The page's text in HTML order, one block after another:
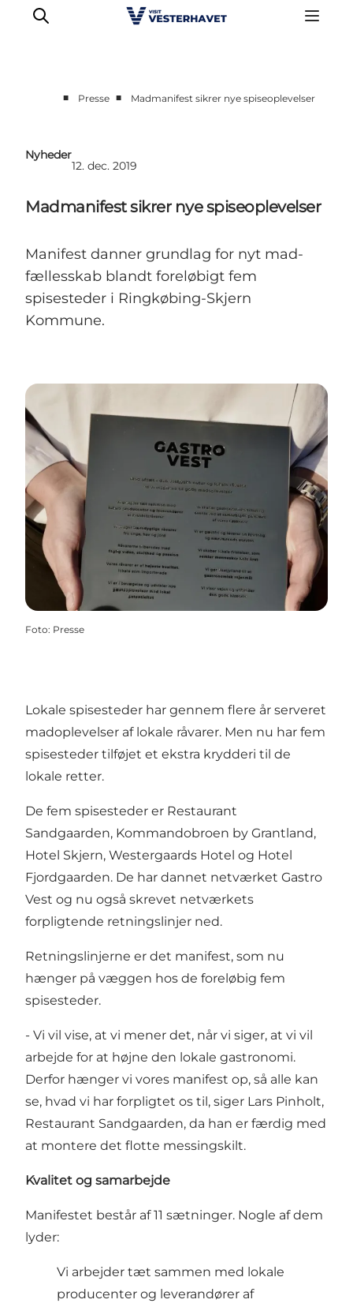
Events
Medlemskab
Om os
■ Presse ■ Madmanifest sikrer nye spiseoplevelser
Nyheder
12. dec. 2019
Madmanifest sikrer nye spiseoplevelser
Manifest danner grundlag for nyt mad-
fællesskab blandt foreløbigt fem
spisesteder i Ringkøbing-Skjern
Kommune.
Foto: Presse
Lokale spisesteder har gennem flere år serveret
madoplevelser af lokale råvarer. Men nu har fem
spisesteder tilføjet et ekstra krydderi til de
lokale retter.
De fem spisesteder er Restaurant
Sandgaarden, Kommandobroen by Grantland,
Hotel Skjern, Westergaards Hotel og Hotel
Fjordgaarden. De har dannet netværket Gastro
Vest og nu også skrevet netværkets
forpligtende retningslinjer ned.
Retningslinjerne er det manifest, som nu
hænger på væggen hos de foreløbig fem
spisesteder.
- Vi vil vise, at vi mener det, når vi siger, at vi vil
arbejde for at højne den lokale gastronomi.
Derfor hænger vi vores manifest op, så alle kan
se, hvad vi har forpligtet os til, siger Lars Pinholt,
Restaurant Sandgaarden, da han er færdig med
at montere det flotte messingskilt.
Kvalitet og samarbejde
Manifestet består af 11 sætninger. Nogle af dem
lyder:
Vi arbejder tæt sammen med lokale
producenter og leverandører af